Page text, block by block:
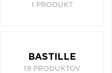
1 PRODUKT
BASTILLE
19 PRODUKTOV